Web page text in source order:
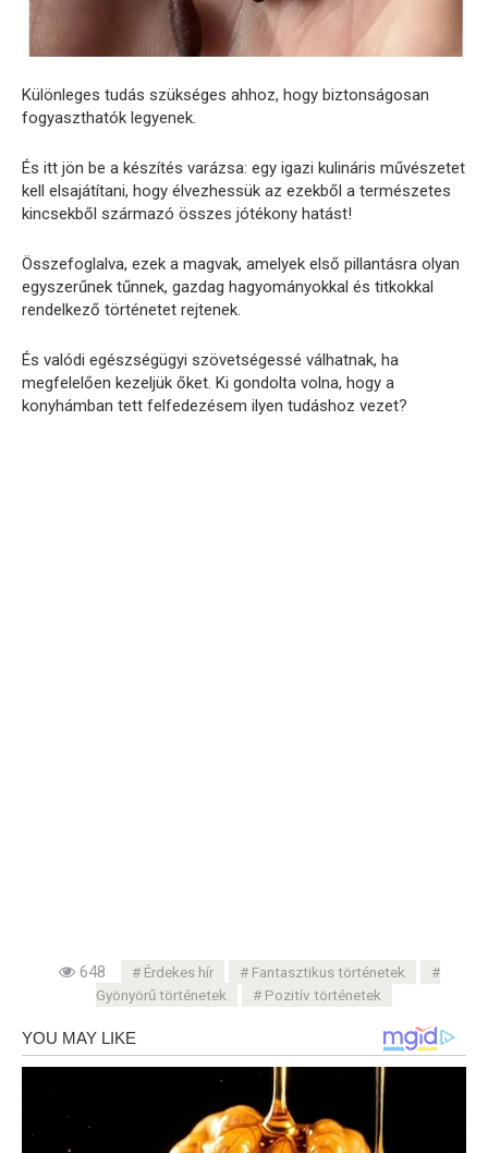
Különleges tudás szükséges ahhoz, hogy biztonságosan
fogyaszthatók legyenek.
És itt jön be a készítés varázsa: egy igazi kulináris művészetet
kell elsajátítani, hogy élvezhessük az ezekből a természetes
kincsekből származó összes jótékony hatást!
Összefoglalva, ezek a magvak, amelyek első pillantásra olyan
egyszerűnek tűnnek, gazdag hagyományokkal és titkokkal
rendelkező történetet rejtenek.
És valódi egészségügyi szövetségessé válhatnak, ha
megfelelően kezeljük őket. Ki gondolta volna, hogy a
konyhámban tett felfedezésem ilyen tudáshoz vezet?
648 Érdekes hír
Fantasztikus történetek
Gyönyörű történetek
Pozitív történetek